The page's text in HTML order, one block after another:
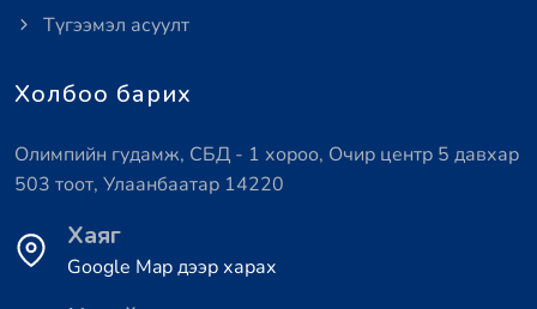
Түгээмэл асуулт
Холбоо барих
Олимпийн гудамж, СБД - 1 хороо, Очир центр 5 давхар
503 тоот, Улаанбаатар 14220
Хаяг
Google Map дээр харах